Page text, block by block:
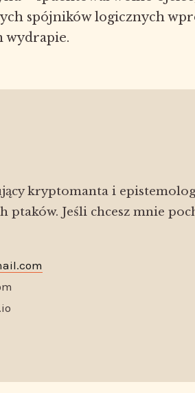
spójników logicznych
wydrapie.
kryptomanta i
ptaków. Jeśli chcesz mnie